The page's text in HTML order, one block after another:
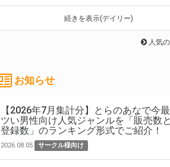
続きを表示(デイリー)
人気
お知らせ
【2026年7月集計分】とらのあなで今
ツい男性向け人気ジャンルを「販売数
登録数」のランキング形式でご紹介！
2026.08.05 サークル様向け